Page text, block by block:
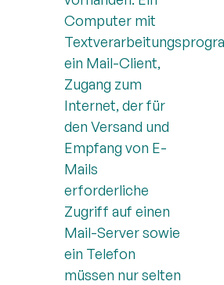
Computer mit
ein Mail-Client,
Zugang zum
Internet, der für
den Versand und
Empfang von E-
Mails
erforderliche
Zugriff auf einen
Mail-Server sowie
ein Telefon
müssen nur selten